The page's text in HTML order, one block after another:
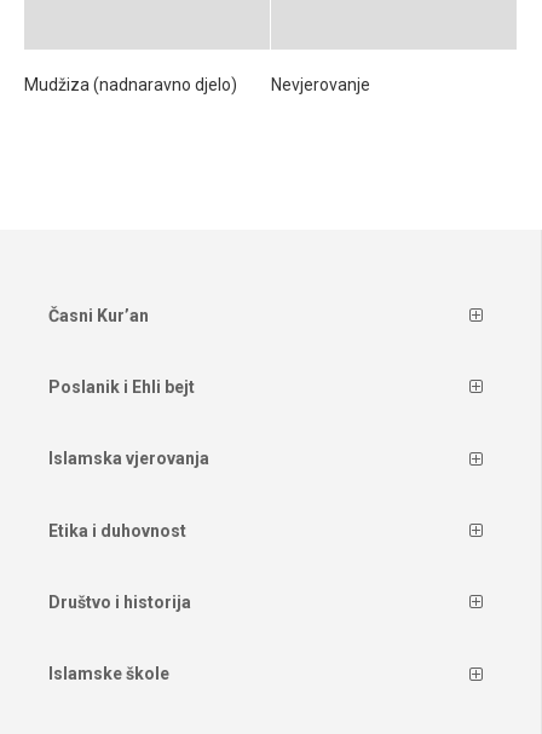
Mudžiza (nadnaravno djelo) Nevjerovanje
Časni Kur’an
Poslanik i Ehli bejt
Islamska vjerovanja
Etika i duhovnost
Društvo i historija
Islamske škole